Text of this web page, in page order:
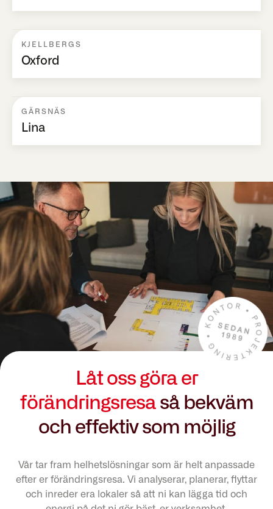
KJELLBERGS
Oxford
GÄRSNÄS
Lina
Låt oss göra er
förändringsresa så bekväm
och effektiv som möjlig
Vår tar fram helhetslösningar som är helt anpassade
efter er förändringsresa. Vi analyserar, planerar, flyttar
och inreder era lokaler så att ni kan lägga tid och